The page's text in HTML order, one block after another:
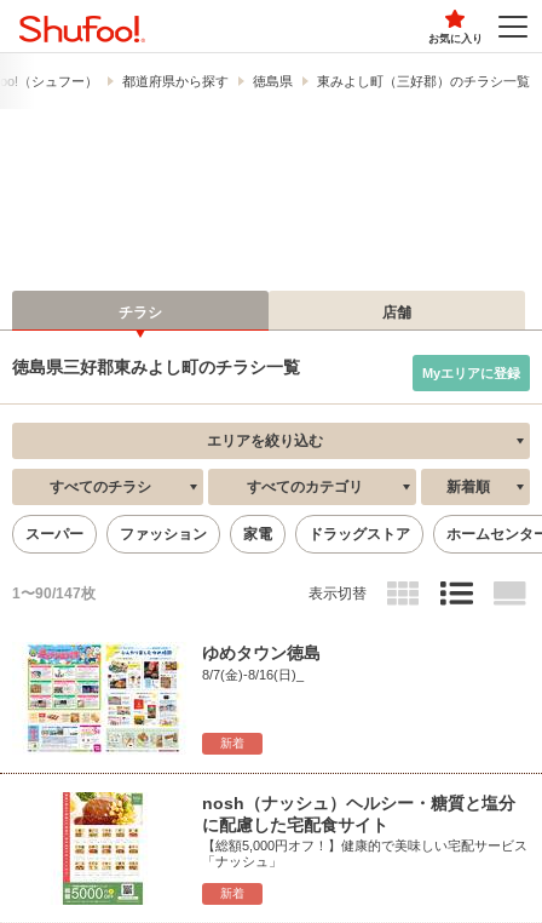
お気に入り
（シュフー） 都道府県から探す 徳島県 東みよし町（三好郡）のチラシ一覧
チラシ 店舗
徳島県三好郡東みよし町のチラシ一覧 Myエリアに登録
エリアを絞り込む
すべてのチラシ すべてのカテゴリ 新着順
スーパー ファッション 家電 ドラッグストア ホームセンタ
1〜90/147枚 表示切替
新着
ゆめタウン徳島
8/7(金)-8/16(日)_
新着
nosh（ナッシュ）ヘルシー・糖質と塩分
に配慮した宅配食サイト
【総額5,000円オフ！】健康的で美味しい宅配サービス
「ナッシュ」